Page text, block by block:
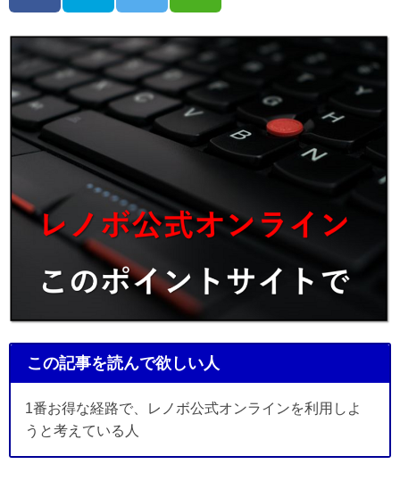
この記事を読んで欲しい人
1番お得な経路で、レノボ公式オンラインを利用しよ
うと考えている人